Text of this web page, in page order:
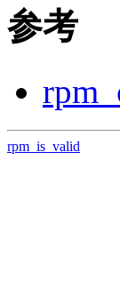
参考
rpm_is_valid